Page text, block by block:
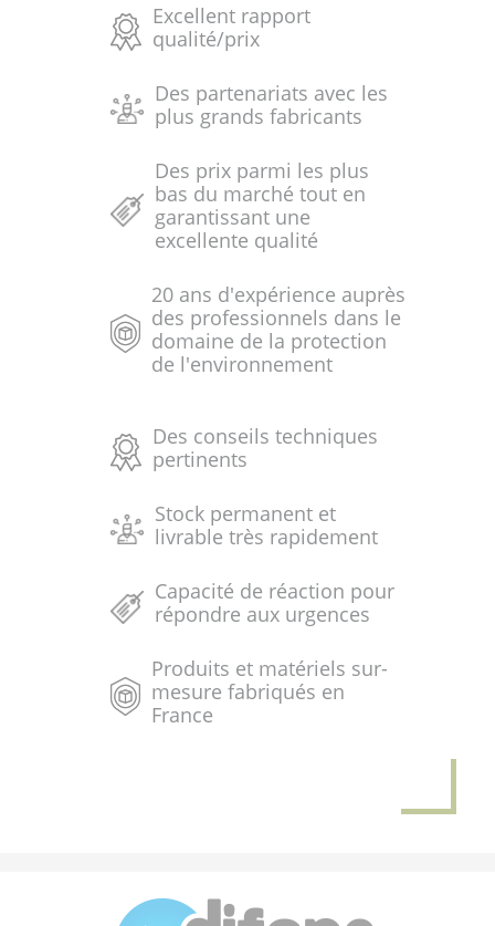
Excellent rapport
qualité/prix
Des partenariats avec les
plus grands fabricants
Des prix parmi les plus
bas du marché tout en
garantissant une
excellente qualité
20 ans d'expérience auprès
des professionnels dans le
domaine de la protection
de l'environnement
Des conseils techniques
pertinents
Stock permanent et
livrable très rapidement
Capacité de réaction pour
répondre aux urgences
Produits et matériels sur-
mesure fabriqués en
France